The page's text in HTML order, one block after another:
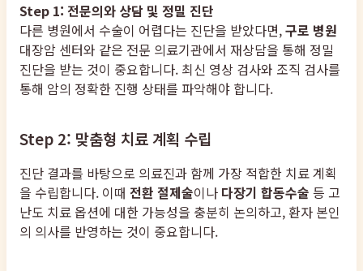
Step 1: 전문의와 상담 및 정밀 진단
다른 병원에서 수술이 어렵다는 진단을 받았다면,구로 병원
대장암 센터와 같은 전문 의료기관에서 재상담을 통해 정밀
진단을 받는 것이 중요합니다. 최신 영상 검사와 조직 검사를
통해 암의 정확한 진행 상태를 파악해야 합니다.
Step 2: 맞춤형 치료 계획 수립
진단 결과를 바탕으로 의료진과 함께 가장 적합한 치료 계획
을 수립합니다. 이때 전환 절제술이나 다장기 합동수술 등 고
난도 치료 옵션에 대한 가능성을 충분히 논의하고, 환자 본인
의 의사를 반영하는 것이 중요합니다.